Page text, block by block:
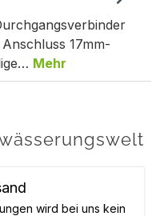
17mm-
Mehr
wird bei uns kein